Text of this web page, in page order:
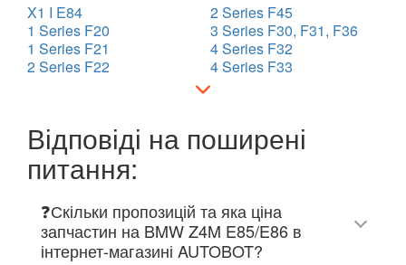
X1 I E84
1 Series F20
1 Series F21
2 Series F22
2 Series F45
3 Series F30, F31, F36
4 Series F32
4 Series F33
Відповіді на поширені
питання:
❓Скільки пропозицій та яка ціна
запчастин на BMW Z4M E85/E86 в
інтернет-магазині AUTOBOT?